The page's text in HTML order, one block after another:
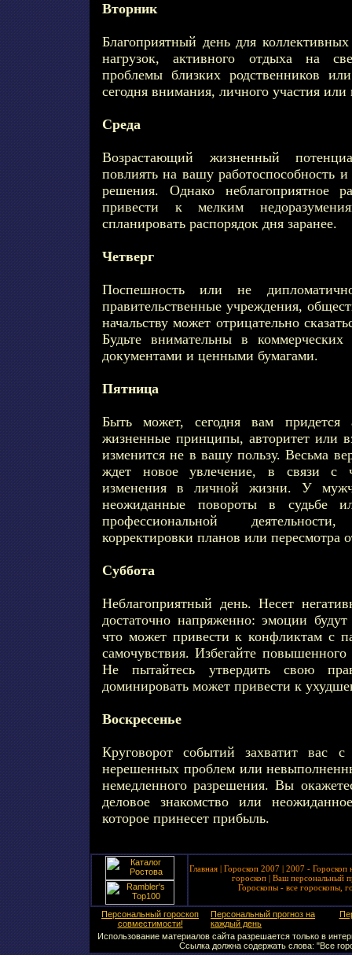
Вторник
Благоприятный день для
нагрузок, активного отдыха на
проблемы близких родственников
сегодня внимания, личного участия
Среда
Возрастающий жизненный
повлиять на вашу работоспособность
решения. Однако неблагоприятное
привести к мелким
спланировать распорядок дня заранее.
Четверг
Поспешность или не
правительственные учреждения,
начальству может отрицательно
Будьте внимательны в
документами и ценными бумагами.
Пятница
Быть может, сегодня вам придется
жизненные принципы, авторитет или
изменится не в вашу пользу. Весьма
ждет новое увлечение, в связи с
изменения в личной жизни. У
неожиданные повороты в судьбе
профессиональной
корректировки планов или
Суббота
Неблагоприятный день. Несет
достаточно напряженно: эмоции
что может привести к конфликтам с
самочувствия. Избегайте
Не пытайтесь утвердить свою
доминировать может привести к
Воскресенье
Круговорот событий захватит вас
нерешенных проблем или
немедленного разрешения. Вы
деловое знакомство или
которое принесет прибыль.
Главная | Гороскоп 2007 | 2007 - Гороскоп
гороскоп| Ваш персональный
Гороскопы - все гороскопы,
Персональный гороскоп
совместимости!
Персональный прогноз на
каждый день
Использование материалов сайта разрешается только в
Ссылка должна содержать слова: "Все